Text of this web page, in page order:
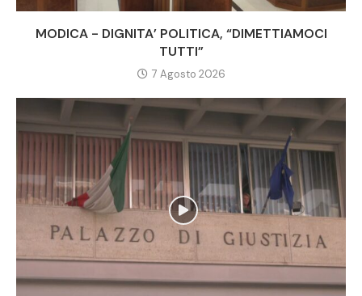
MODICA - DIGNITA’ POLITICA, “DIMETTIAMOCI
TUTTI”
7 Agosto 2026